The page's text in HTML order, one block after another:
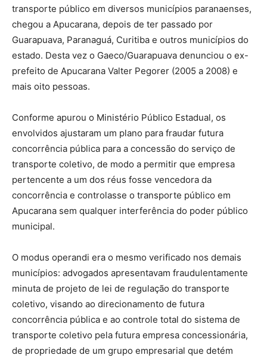
transporte público em diversos municípios paranaenses,
chegou a Apucarana, depois de ter passado por
Guarapuava, Paranaguá, Curitiba e outros municípios do
estado. Desta vez o Gaeco/Guarapuava denunciou o ex-
prefeito de Apucarana Valter Pegorer (2005 a 2008) e
mais oito pessoas.
Conforme apurou o Ministério Público Estadual, os
envolvidos ajustaram um plano para fraudar futura
concorrência pública para a concessão do serviço de
transporte coletivo, de modo a permitir que empresa
pertencente a um dos réus fosse vencedora da
concorrência e controlasse o transporte público em
Apucarana sem qualquer interferência do poder público
municipal.
O modus operandi era o mesmo verificado nos demais
municípios: advogados apresentavam fraudulentamente
minuta de projeto de lei de regulação do transporte
coletivo, visando ao direcionamento de futura
concorrência pública e ao controle total do sistema de
transporte coletivo pela futura empresa concessionária,
de propriedade de um grupo empresarial que detém